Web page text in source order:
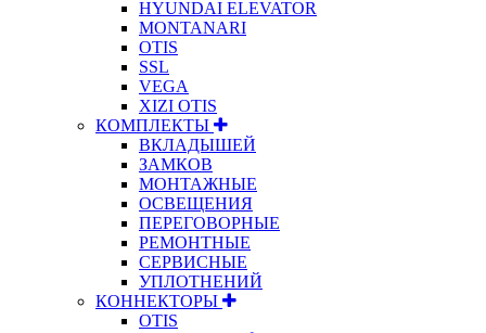
HYUNDAI ELEVATOR
MONTANARI
OTIS
SSL
VEGA
XIZI OTIS
КОМПЛЕКТЫ
ВКЛАДЫШЕЙ
ЗАМКОВ
МОНТАЖНЫЕ
ОСВЕЩЕНИЯ
ПЕРЕГОВОРНЫЕ
РЕМОНТНЫЕ
СЕРВИСНЫЕ
УПЛОТНЕНИЙ
КОННЕКТОРЫ
OTIS